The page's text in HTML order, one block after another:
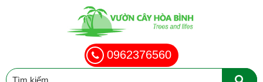
0962376560